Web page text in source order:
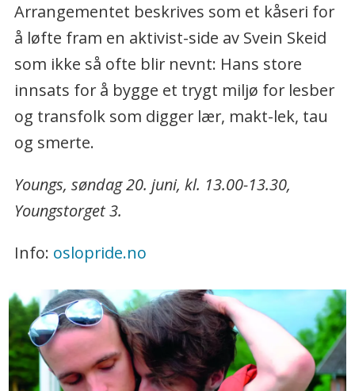
Arrangementet beskrives som et kåseri for
å løfte fram en aktivist-side av Svein Skeid
som ikke så ofte blir nevnt: Hans store
innsats for å bygge et trygt miljø for lesber
og transfolk som digger lær, makt-lek, tau
og smerte.
Youngs, søndag 20. juni, kl. 13.00-13.30,
Youngstorget 3.
Info: oslopride.no